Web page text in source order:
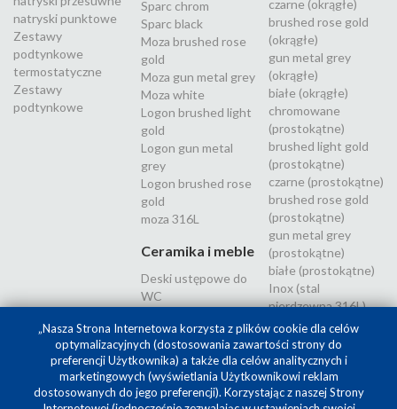
natryski punktowe
Zestawy
podtynkowe
termostatyczne
Zestawy
podtynkowe
Sparc chrom
Sparc black
Moza brushed rose
gold
Moza gun metal grey
Moza white
Logon brushed light
gold
Logon gun metal
grey
Logon brushed rose
gold
moza 316L
Ceramika i meble
Deski ustępowe do
WC
czarne (okrągłe)
brushed rose gold
(okrągłe)
gun metal grey
(okrągłe)
białe (okrągłe)
chromowane
(prostokątne)
brushed light gold
(prostokątne)
czarne (prostokątne)
brushed rose gold
(prostokątne)
gun metal grey
(prostokątne)
białe (prostokątne)
Inox (stal
nierdzewna 316L)
„Nasza Strona Internetowa korzysta z plików cookie dla celów
optymalizacyjnych (dostosowania zawartości strony do
preferencji Użytkownika) a także dla celów analitycznych i
marketingowych (wyświetlania Użytkownikowi reklam
dostosowanych do jego preferencji). Korzystając z naszej Strony